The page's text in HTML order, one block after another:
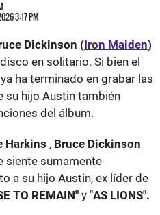
3:17 PM
Dickinson (Iron Maiden)
en solitario. Si bien el
ha terminado en grabar las
su hijo Austin también
del álbum.
Harkins , Bruce Dickinson
siente sumamente
a su hijo Austin, ex líder de
TO REMAIN" y "AS LIONS".